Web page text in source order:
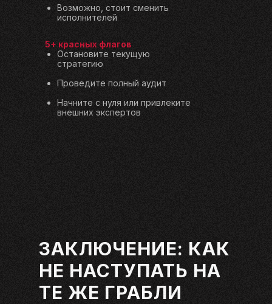
Возможно, стоит сменить
исполнителей
5+ красных флагов
Остановите текущую
стратегию
Проведите полный аудит
Начните с нуля или привлеките
внешних экспертов
ЗАКЛЮЧЕНИЕ: КАК
НЕ НАСТУПАТЬ НА
ТЕ ЖЕ ГРАБЛИ